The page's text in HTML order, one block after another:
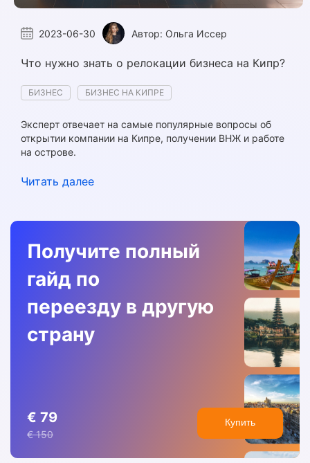
2023-06-30 Автор: Ольга Иссер
Что нужно знать о релокации бизнеса на Кипр?
БИЗНЕС БИЗНЕС НА КИПРЕ
Эксперт отвечает на самые популярные вопросы об
открытии компании на Кипре, получении ВНЖ и работе
на острове.
Читать далее
Получите полный
гайд по
переезду в другую
страну
€ 79
€ 150
Купить